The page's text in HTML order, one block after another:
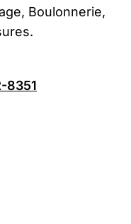
Boulonnerie,
8351